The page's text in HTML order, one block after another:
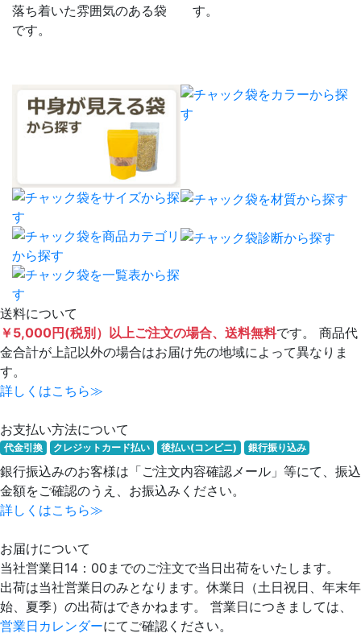
落ち着いた雰囲気のある袋
です。
す。
送料について
￥5,000円(税別）以上ご注文の場合、送料無料です。 商品代
金合計が上記以外の場合はお届け先の地域によって異なりま
す。
詳しくはこちら≫
お支払い方法について
代金引換 クレジットカード払い 後払い(コンビニ) 銀行振り込み
銀行振込みのお客様は「ご注文内容確認メール」等にて、振込
金額をご確認のうえ、お振込みください。
詳しくはこちら≫
お届けについて
当社営業日14：00までのご注文で当日出荷をいたします。
出荷は当社営業日のみとなります。休業日（土日祝日、年末年
始、夏季）の出荷はできかねます。 営業日につきましては、
営業日カレンダーにてご確認ください。